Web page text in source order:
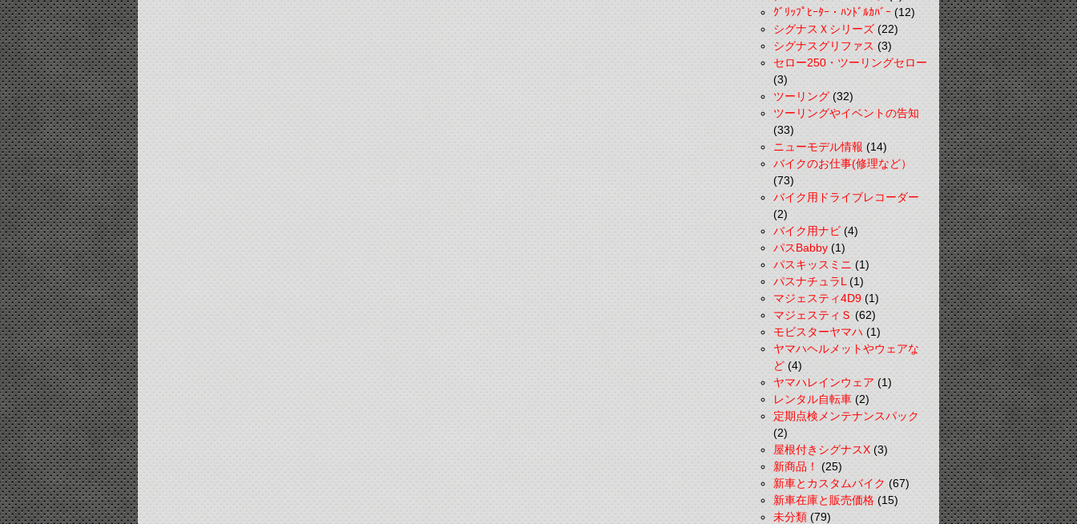
ｸﾞﾘｯﾌﾟﾋｰﾀｰ・ﾊﾝﾄﾞﾙｶﾊﾞｰ(12)
シグナスＸシリーズ(22)
シグナスグリファス(3)
セロー250・ツーリングセロー
(3)
ツーリング(32)
ツーリングやイベントの告知
(33)
ニューモデル情報(14)
バイクのお仕事(修理など）
(73)
バイク用ドライブレコーダー
(2)
バイク用ナビ(4)
パスBabby(1)
パスキッスミニ(1)
パスナチュラL(1)
マジェスティ4D9(1)
マジェスティＳ(62)
モビスターヤマハ(1)
ヤマハヘルメットやウェアな
ど(4)
ヤマハレインウェア(1)
レンタル自転車(2)
定期点検メンテナンスパック
(2)
屋根付きシグナスX(3)
新商品！(25)
新車とカスタムバイク(67)
新車在庫と販売価格(15)
未分類(79)